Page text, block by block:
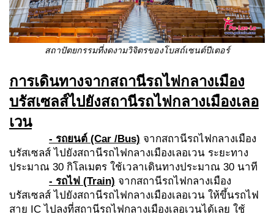
สถาปัตยกรรมที่งดงามวิจิตรของโบสถ์เซนต์ปีเตอร์
การเดินทางจากสถานีรถไฟกลางเมือง
บรัสเซลส์ไปยังสถานีรถไฟกลางเมืองเลอ
เวน
- รถยนต์ (Car /Bus) จากสถานีรถไฟกลางเมือง
บรัสเซลส์ ไปยังสถานีรถไฟกลางเมืองเลอเวน ระยะทาง
ประมาณ 30 กิโลเมตร ใช้เวลาเดินทางประมาณ 30 นาที
- รถไฟ (Train) จากสถานีรถไฟกลางเมือง
บรัสเซลส์ ไปยังสถานีรถไฟกลางเมืองเลอเวน ให้ขึ้นรถไฟ
สาย IC ไปลงที่สถานีรถไฟกลางเมืองเลอเวนได้เลย ใช้